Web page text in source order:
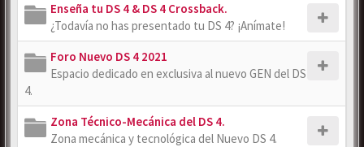
Enseña tu DS 4 & DS 4 Crossback.
¿Todavía no has presentado tu DS 4? ¡Anímate!
Foro Nuevo DS 4 2021
Espacio dedicado en exclusiva al nuevo GEN del DS
4.
Zona Técnico-Mecánica del DS 4.
Zona mecánica y tecnológica del Nuevo DS 4.